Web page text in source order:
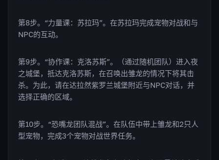
第8步。“力量课：苏拉玛”。在苏拉玛完成宠物对战和与
NPC的互动。
第9步。“协作课：克洛苏斯”。（通过随机团队）进入夜
之城堡，抵达克洛苏斯，在召唤出雏龙的情况下将其击
杀。为此，请在达拉然紫罗兰城堡附近与NPC对话，并
选择正确的区域。
第10步。“恐嘴龙团队混战”。在队伍中带上雏龙和2只人
型宠物，完成3个宠物对战世界任务。